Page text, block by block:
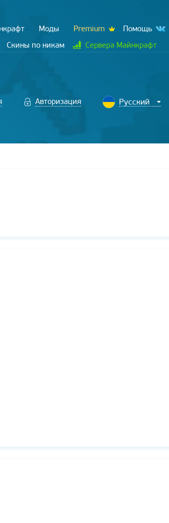
Моды Premium
Помощь
Скины по никам Сервера Майнкрафт
Авторизация